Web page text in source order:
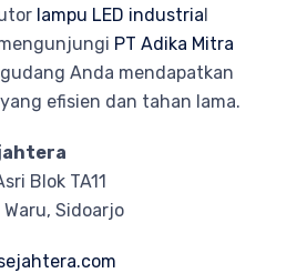
lampu LED industrial
PT Adika Mitra
Anda mendapatkan
efisien dan tahan lama.
Blok TA11
Sidoarjo